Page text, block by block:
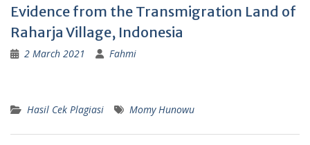
Evidence from the Transmigration Land of
Raharja Village, Indonesia
2 March 2021 Fahmi
Hasil Cek Plagiasi Momy Hunowu